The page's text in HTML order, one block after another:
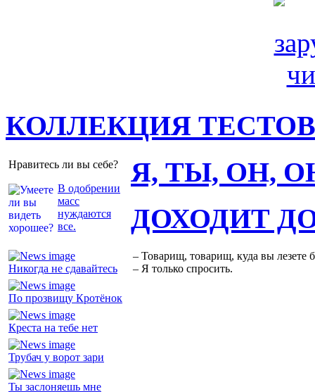
КОЛЛЕКЦИЯ ТЕСТОВ
Нравитесь ли вы себе?
В одобрении
масс
нуждаются
все.
Я, ТЫ, ОН,
Никогда не сдавайтесь
По прозвищу Кротёнок
Креста на тебе нет
Трубач у ворот зари
Ты заслоняешь мне
ДОХОДИТ
– Товарищ, товарищ, куда вы лезете
– Я только спросить.